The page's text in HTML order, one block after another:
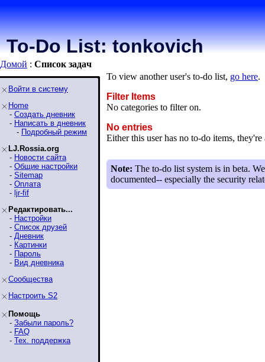
To-Do List: tonkovich
Домой : Список задaч
Войти в систему
Home
- Создать дневник
- Написать в дневник
- Подробный режим
LJ.Rossia.org
- Новости сайта
- Общие настройки
- Sitemap
- Оплата
- ljr-fif
Редактировать...
- Настройки
- Список друзей
- Дневник
- Картинки
- Пароль
- Вид дневника
Сообщества
Настроить S2
Помощь
- Забыли пароль?
- FAQ
- Тех. поддержка
To view another user's to-do list, go here.
Filter Items
No categories to filter on.
No entries
Either this user has no to-do items,
Note: The to-do list system is in beta.
documented-- especially the security